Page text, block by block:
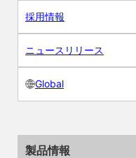
採用情報
ニュースリリース
Global
製品情報